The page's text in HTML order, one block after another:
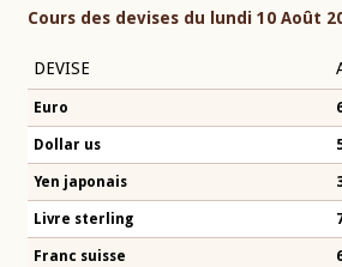
Cours des devises du lundi 10 Août
DEVISE
Euro
Dollar us
Yen japonais
Livre sterling
Franc suisse